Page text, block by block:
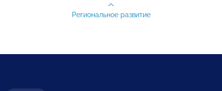
Региональное развитие